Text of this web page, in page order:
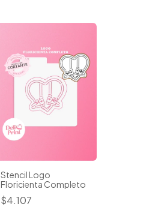
Stencil Logo
Floricienta Completo
$4.107